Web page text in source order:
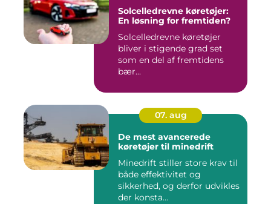
Solcelledrevne køretøjer:
En løsning for fremtiden?
Solcelledrevne køretøjer
bliver i stigende grad set
som en del af fremtidens
bær...
07. aug
De mest avancerede
køretøjer til minedrift
Minedrift stiller store krav til
både effektivitet og
sikkerhed, og derfor udvikles
der konsta...